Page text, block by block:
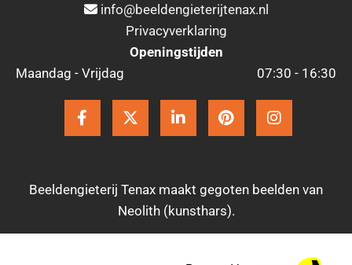
 info@beeldengieterijtenax.nl
Privacyverklaring
Openingstijden
Maandag - Vrijdag
07:30 - 16:30
Beeldengieterij Tenax maakt gegoten beelden van
Neolith (kunsthars).